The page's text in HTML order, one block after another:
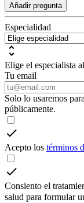
Añadir pregunta
Especialidad
Elige el especialista
Tu email
Solo lo usaremos
públicamente.
Acepto los términos
Consiento el
salud para formular